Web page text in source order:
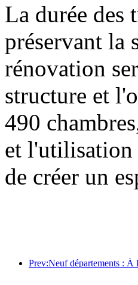
La durée des
préservant la
rénovation
structure et
490
et l'utilisation
de créer un